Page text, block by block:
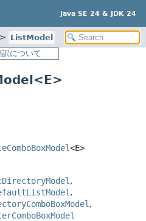
Java SE 24 & JDK 24
ListModel
について
<E>
,
,
,